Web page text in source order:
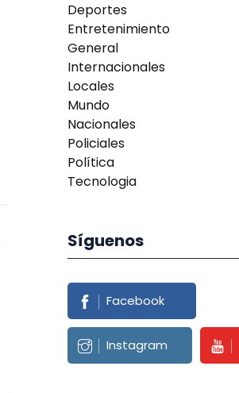
Deportes
Entretenimiento
General
Internacionales
Locales
Mundo
Nacionales
Policiales
Política
Tecnologia
Síguenos
Facebook
Instagram